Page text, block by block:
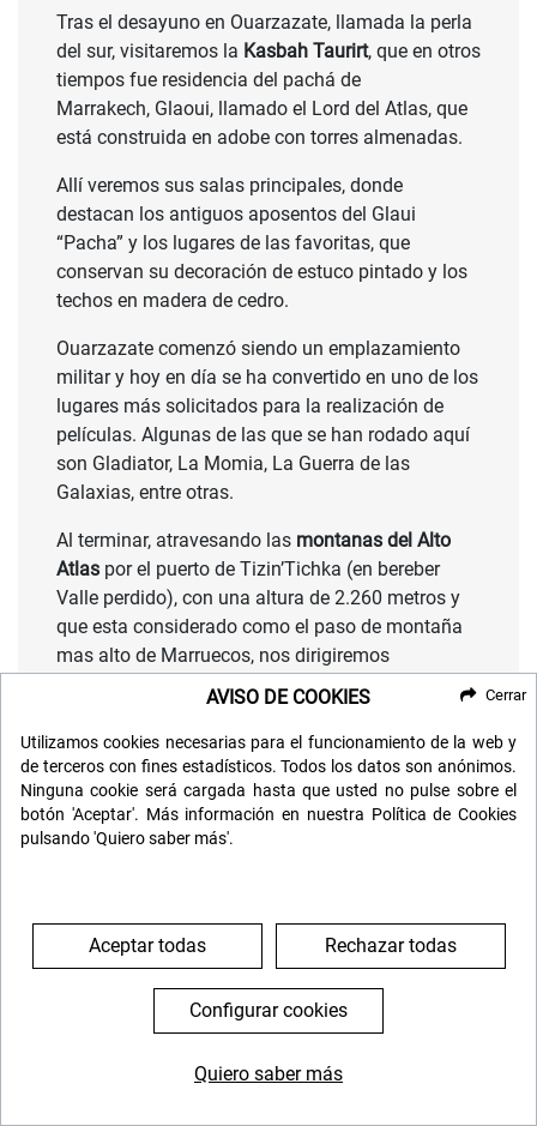
Tras el desayuno en Ouarzazate, llamada la perla
del sur, visitaremos la Kasbah Taurirt, que en otros
tiempos fue residencia del pachá de
Marrakech, Glaoui, llamado el Lord del Atlas, que
está construida en adobe con torres almenadas.
Allí veremos sus salas principales, donde
destacan los antiguos aposentos del Glaui
“Pacha” y los lugares de las favoritas, que
conservan su decoración de estuco pintado y los
techos en madera de cedro.
Ouarzazate comenzó siendo un emplazamiento
militar y hoy en día se ha convertido en uno de los
lugares más solicitados para la realización de
películas. Algunas de las que se han rodado aquí
son Gladiator, La Momia, La Guerra de las
Galaxias, entre otras.
Al terminar, atravesando las montanas del Alto
Atlas por el puerto de Tizin’Tichka (en bereber
Valle perdido), con una altura de 2.260 metros y
que esta considerado como el paso de montaña
mas alto de Marruecos, nos dirigiremos
A nuestra llegada alojamiento en nuestro hotel.
DÍA 7: MARRAKECH
Perla Roja”.
Esta ciudad es, junto a Meknes, Rabat y Fez, una
de las antiguas Ciudades Imperiales. Tiene
numerosos monumentos declarados patrimonio
convierten en el principal atractivo turístico del
AVISO DE COOKIES
Utilizamos cookies necesarias para el funcionamiento de la web y
de terceros con fines estadísticos. Todos los datos son anónimos.
Ninguna cookie será cargada hasta que usted no pulse sobre el
botón 'Aceptar'. Más información en nuestra Política de Cookies
pulsando 'Quiero saber más'.
Aceptar todas Rechazar todas
Configurar cookies
Quiero saber más
Cerrar